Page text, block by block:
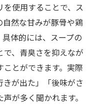
使用することで、ス
然な甘みが豚骨や鶏
体的には、スープの
、青臭さを抑えなが
とができます。実際
が出た」「後味がさ
が多く聞かれます。